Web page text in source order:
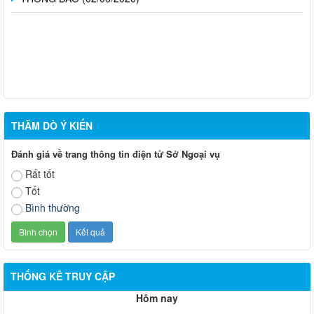
THĂM DÒ Ý KIẾN
Đánh giá về trang thông tin điện tử Sở Ngoại vụ
Rất tốt
Tốt
Bình thường
THỐNG KÊ TRUY CẬP
Hôm nay